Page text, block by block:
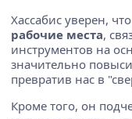
Хассабис уверен, что
рабочие места,
инструментов на
значительно
превратив нас в
Кроме того, он